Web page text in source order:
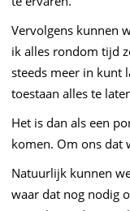
Vervolgens kunnen
ik alles rondom tijd
steeds meer in kunt
toestaan alles te
Het is dan als een
komen. Om ons dat
Natuurlijk kunnen
waar dat nog nodig